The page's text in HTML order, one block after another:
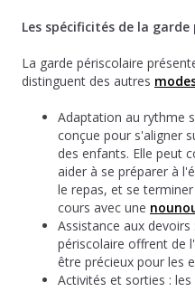
Les spécificités de la
La garde périscolaire
distinguent des autres
Adaptation au rythme
conçue pour s'aligner
des enfants. Elle peut
aider à se préparer à
le repas, et se
cours avec une
Assistance aux
périscolaire offrent de
être précieux pour les
Activités et sorties :